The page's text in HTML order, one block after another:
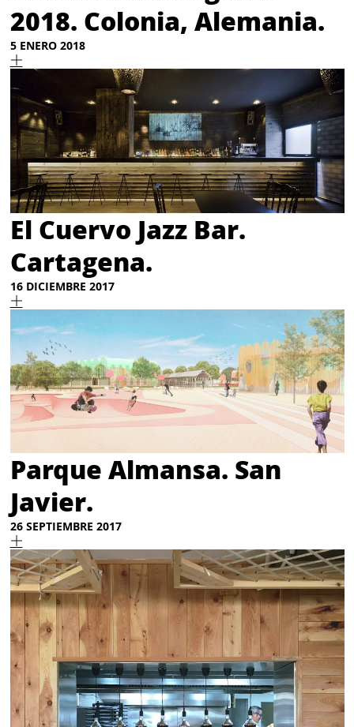
2018. Colonia, Alemania.
5 ENERO 2018
El Cuervo Jazz Bar.
Cartagena.
16 DICIEMBRE 2017
Parque Almansa. San
Javier.
26 SEPTIEMBRE 2017